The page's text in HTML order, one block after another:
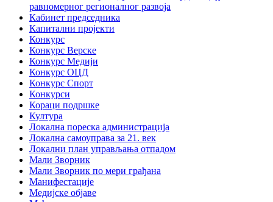
равномерног регионалног развоја
Кабинет председника
Капитални пројекти
Конкурс
Конкурс Верске
Конкурс Медији
Конкурс ОЦД
Конкурс Спорт
Конкурси
Кораци подршке
Култура
Локална пореска администрација
Локална самоуправа за 21. век
Локални план управљања отпадом
Мали Зворник
Мали Зворник по мери грађана
Манифестације
Медијске објаве